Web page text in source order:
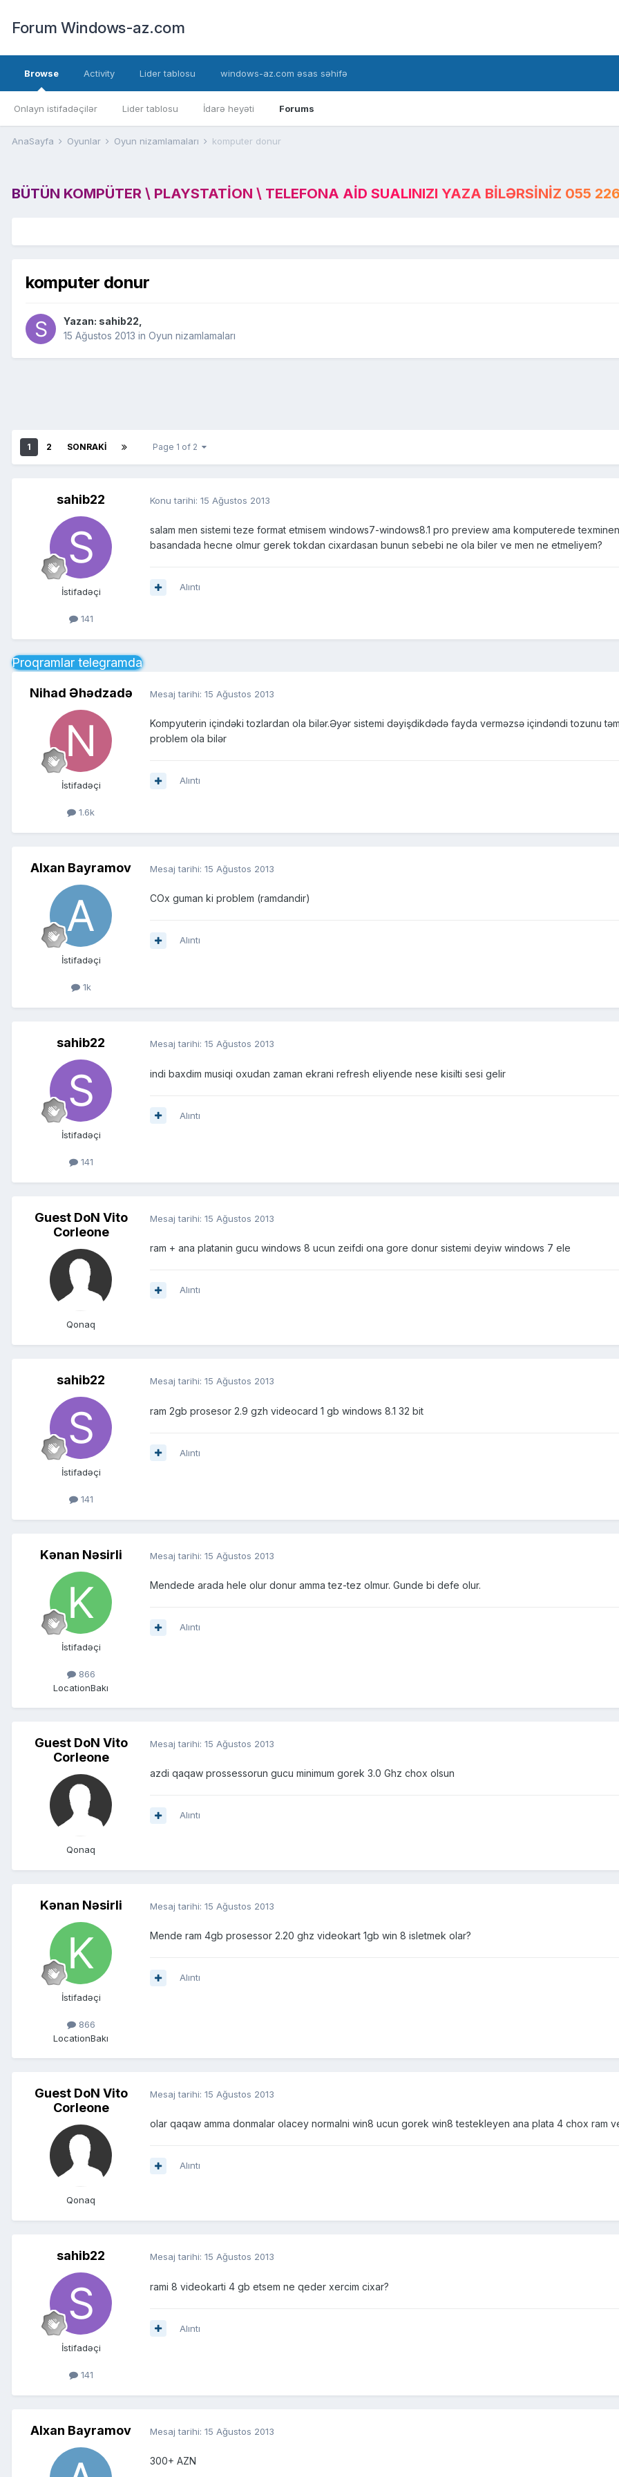
Forum Windows-az.com
Browse
Onlayn istifadəçilər Lider tablosu İdarə heyəti Forums
Activity Lider tablosu windows-az.com əsas səhifə
AnaSayfa Oyunlar Oyun nizamlamaları komputer donur
BÜTÜN KOMPÜTER \ PLAYSTATION \ TELEFONA AID SUALINIZI YAZA BILƏRSINIZ 055
komputer donur
Yazan: sahib22
15 Ağustos 2013 in Oyun nizamlamaları
1 2 SONRAKI Page 1 of 2
sahib22
İstifadəçi
141
Konu tarihi: 15 Ağustos 2013
salam men sistemi teze format etmisem windows7-windows8.1 pro preview ama komputerede
basandada hecne olmur gerek tokdan cixardasan bunun sebebi ne ola biler ve men ne etmeliyem?
Alıntı
Proqramlar telegramda
Nihad Əhədzadə
İstifadəçi
1.6k
Mesaj tarihi: 15 Ağustos 2013
Kompyuterin içindəki tozlardan ola bilər.Əyər sistemi dəyişdikdədə fayda verməzsə içindəndi tozunu
problem ola bilər
Alıntı
Alxan Bayramov
İstifadəçi
1k
Mesaj tarihi: 15 Ağustos 2013
COx guman ki problem (ramdandir)
Alıntı
sahib22
İstifadəçi
141
Mesaj tarihi: 15 Ağustos 2013
indi baxdim musiqi oxudan zaman ekrani refresh eliyende nese kisilti sesi gelir
Alıntı
Guest DoN Vito
Corleone
Qonaq
Mesaj tarihi: 15 Ağustos 2013
ram + ana platanin gucu windows 8 ucun zeifdi ona gore donur sistemi deyiw windows 7 ele
Alıntı
sahib22
İstifadəçi
141
Mesaj tarihi: 15 Ağustos 2013
ram 2gb prosesor 2.9 gzh videocard 1 gb windows 8.1 32 bit
Alıntı
Kənan Nəsirli
İstifadəçi
866
LocationBakı
Mesaj tarihi: 15 Ağustos 2013
Mendede arada hele olur donur amma tez-tez olmur. Gunde bi defe olur.
Alıntı
Guest DoN Vito
Corleone
Qonaq
Mesaj tarihi: 15 Ağustos 2013
azdi qaqaw prossessorun gucu minimum gorek 3.0 Ghz chox olsun
Alıntı
Kənan Nəsirli
İstifadəçi
866
LocationBakı
Mesaj tarihi: 15 Ağustos 2013
Mende ram 4gb prosessor 2.20 ghz videokart 1gb win 8 isletmek olar?
Alıntı
Guest DoN Vito
Corleone
Qonaq
Mesaj tarihi: 15 Ağustos 2013
olar qaqaw amma donmalar olacey normalni win8 ucun gorek win8 testekleyen ana plata 4 chox ram
Alıntı
sahib22
İstifadəçi
141
Mesaj tarihi: 15 Ağustos 2013
rami 8 videokarti 4 gb etsem ne qeder xercim cixar?
Alıntı
Alxan Bayramov Mesaj tarihi: 15 Ağustos 2013
300+ AZN